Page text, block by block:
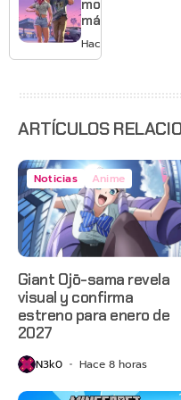
mostrará
más de
GTA 6 en
agosto
Hace 1 día
ARTÍCULOS
Noticias Anime
Giant Ojō-sama revela
visual y confirma
estreno para enero de
2027
N3k0 Hace 8 horas